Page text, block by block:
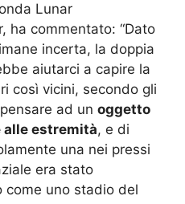
Lunar
ha commentato: “Dato
incerta, la doppia
aiutarci a capire la
così vicini, secondo gli
ad un oggetto
alle estremità, e di
una nei pressi
era stato
come uno stadio del